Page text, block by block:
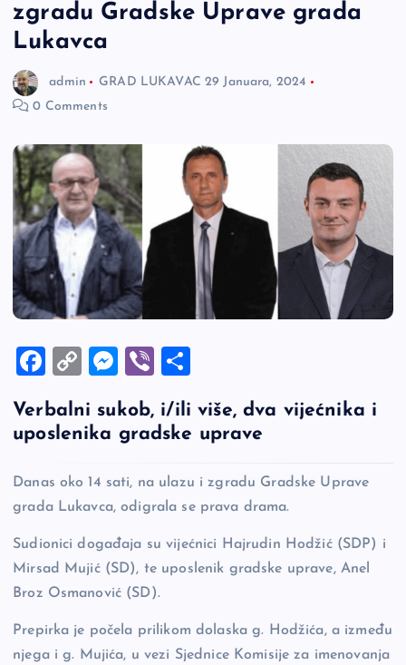
zgradu Gradske Uprave grada
Lukavca
admin GRAD LUKAVAC 29 Januara, 2024
0 Comments
F
c
e
b
o
o
k
C
p
y
Li
n
k
M
se
n
g
er
Vi
er
ar
e
Verbalni sukob, i/ili više, dva vijećnika i
uposlenika gradske uprave
Danas oko 14 sati, na ulazu i zgradu Gradske Uprave
grada Lukavca, odigrala se prava drama.
Sudionici događaja su vijećnici Hajrudin Hodžić (SDP) i
Mirsad Mujić (SD), te uposlenik gradske uprave, Anel
Broz Osmanović (SD).
Prepirka je počela prilikom dolaska g. Hodžića, a između
njega i g. Mujića, u vezi Sjednice Komisije za imenovanja